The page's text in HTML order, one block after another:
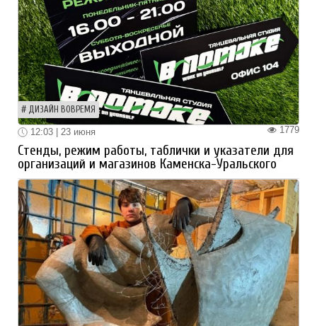
ДИЗАЙН ВОВРЕМЯ
1779
12:03 | 23 июня
Стенды, режим работы, таблички и указатели для
организаций и магазинов Каменска-Уральского